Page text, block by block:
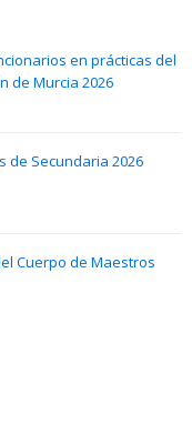
en prácticas del
de Murcia 2026
de Secundaria 2026
Cuerpo de Maestros